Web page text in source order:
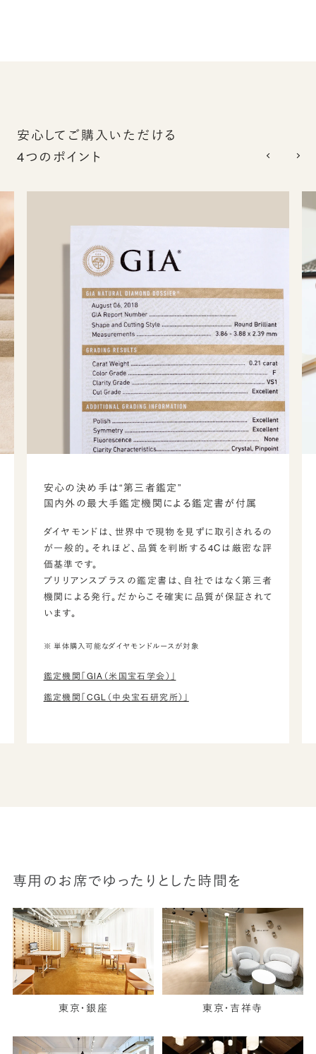
安心してご購入いただける
4つのポイント
安心の決め手は“第三者鑑定”
国内外の最大手鑑定機関による鑑定書が付属
ダイヤモンドは、世界中で現物を見ずに取引されるの
が一般的。それほど、品質を判断する4Cは厳密な評
価基準です。
ブリリアンスプラスの鑑定書は、自社ではなく第三者
機関による発行。だからこそ確実に品質が保証されて
います。
※ 単体購入可能なダイヤモンドルースが対象
鑑定機関「GIA（米国宝石学会）」
鑑定機関「CGL（中央宝石研究所）」
専用のお席でゆったりとした時間を
東京・銀座 東京・吉祥寺